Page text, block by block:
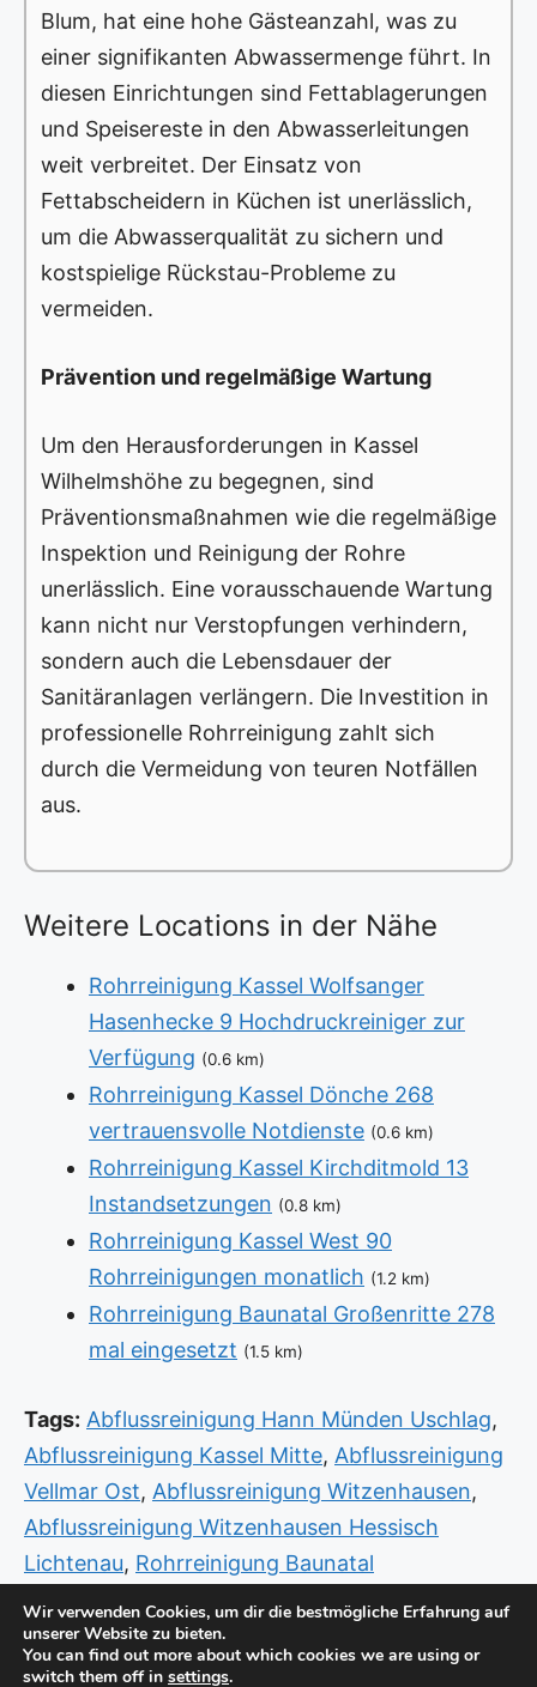
Blum, hat eine hohe Gästeanzahl, was zu
einer signifikanten Abwassermenge führt. In
diesen Einrichtungen sind Fettablagerungen
und Speisereste in den Abwasserleitungen
weit verbreitet. Der Einsatz von
Fettabscheidern in Küchen ist unerlässlich,
um die Abwasserqualität zu sichern und
kostspielige Rückstau-Probleme zu
vermeiden.
Prävention und regelmäßige Wartung
Um den Herausforderungen in Kassel
Wilhelmshöhe zu begegnen, sind
Präventionsmaßnahmen wie die regelmäßige
Inspektion und Reinigung der Rohre
unerlässlich. Eine vorausschauende Wartung
kann nicht nur Verstopfungen verhindern,
sondern auch die Lebensdauer der
Sanitäranlagen verlängern. Die Investition in
professionelle Rohrreinigung zahlt sich
durch die Vermeidung von teuren Notfällen
aus.
Weitere Locations in der Nähe
Rohrreinigung Kassel Wolfsanger
Hasenhecke 9 Hochdruckreiniger zur
Verfügung (0.6 km)
Rohrreinigung Kassel Dönche 268
vertrauensvolle Notdienste (0.6 km)
Rohrreinigung Kassel Kirchditmold 13
Instandsetzungen (0.8 km)
Rohrreinigung Kassel West 90
Rohrreinigungen monatlich (1.2 km)
Rohrreinigung Baunatal Großenritte 278
mal eingesetzt (1.5 km)
Tags: Abflussreinigung Hann Münden Uschlag,
Abflussreinigung Kassel Mitte, Abflussreinigung
Vellmar Ost, Abflussreinigung Witzenhausen,
Abflussreinigung Witzenhausen Hessisch
Lichtenau, Rohrreinigung Baunatal
Schwalmstadt
, Rohrreinigung Eschwege
Witzenhausen,Sanitär Notdienst Hofgeismar
Bergshausen,Sanitär Warburg
Wir verwenden Cookies, um dir die bestmögliche Erfahrung auf
unserer Website zu bieten.
You can find out more about which cookies we are using or
switch them off in settings.